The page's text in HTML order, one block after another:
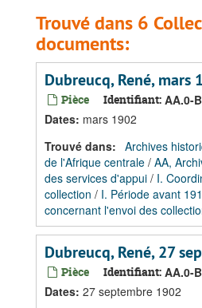
Trouvé dans 6
documents:
Dubreucq, René, mars
Pièce Identifiant: AA.0-
Dates: mars 1902
Trouvé dans: Archives
de l'Afrique centrale / AA,
des services d'appui / I.
collection / I. Période avant
concernant l'envoi des
Dubreucq, René, 27
Pièce Identifiant: AA.0-
Dates: 27 septembre 1902